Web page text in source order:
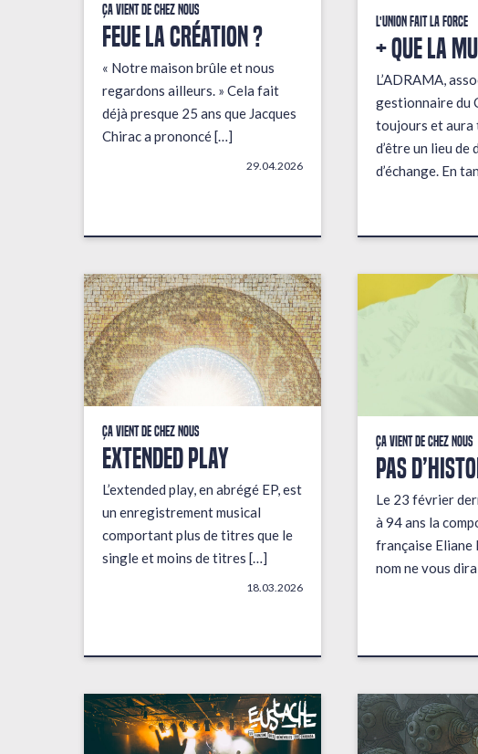
Ça vient de chez nous
FEUE LA CRÉATION ?
« Notre maison brûle et nous
regardons ailleurs. » Cela fait
déjà presque 25 ans que Jacques
Chirac a prononcé […]
29.04.2026
L'union fait la force
+ que la
L’ADRAMA,
gestionnaire du
toujours et
d’être un lieu
d’échange. En
Ça vient de chez nous
EXTENDED PLAY
L’extended play, en abrégé EP, est
un enregistrement musical
comportant plus de titres que le
single et moins de titres […]
18.03.2026
Ça vient de chez nous
PAS
Le 23 février
à 94 ans la
française Eliane
nom ne vous